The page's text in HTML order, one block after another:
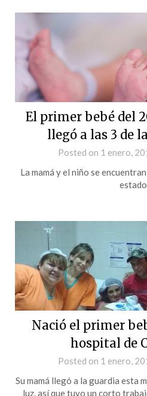
El primer bebé del
llegó a las 3 de
Posted on 1 enero,
La mamá y el niño se
Nació el primer
hospital de
Posted on 1 enero,
Su mamá llegó a la guardia esta
luz, así que tuvo un corto